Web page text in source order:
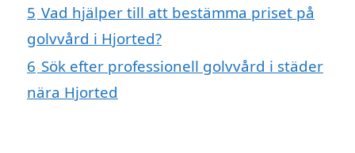
5 Vad hjälper till att bestämma priset på
golvvård i Hjorted?
6 Sök efter professionell golvvård i städer
nära Hjorted